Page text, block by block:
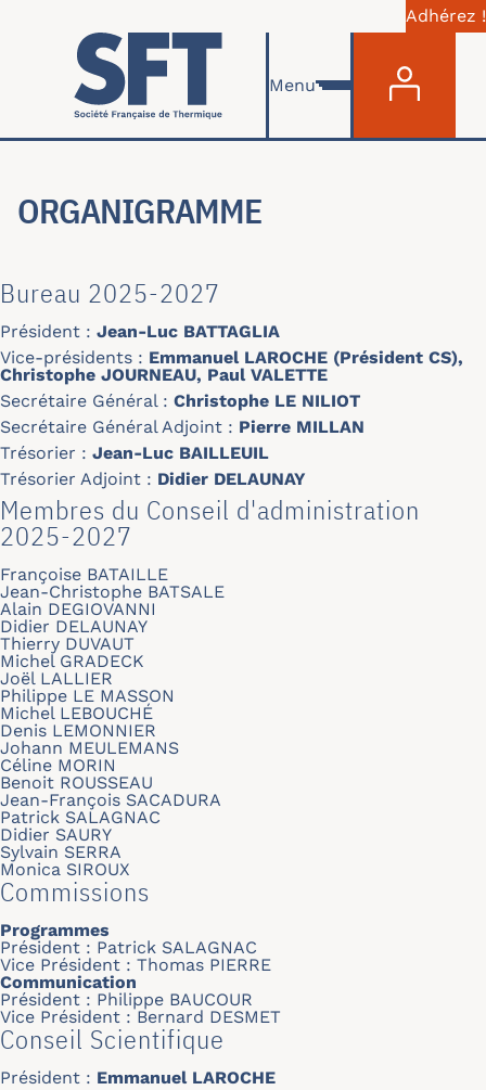
Aller au contenu principal
Adhérez !
Menu
ORGANIGRAMME
Bureau 2025-2027
Président : Jean-Luc BATTAGLIA
Vice-présidents : Emmanuel LAROCHE (Président CS),
Christophe JOURNEAU, Paul VALETTE
Secrétaire Général : Christophe LE NILIOT
Secrétaire Général Adjoint : Pierre MILLAN
Trésorier : Jean-Luc BAILLEUIL
Trésorier Adjoint : Didier DELAUNAY
Membres du Conseil d'administration
2025-2027
Françoise BATAILLE
Jean-Christophe BATSALE
Alain DEGIOVANNI
Didier DELAUNAY
Thierry DUVAUT
Michel GRADECK
Joël LALLIER
Philippe LE MASSON
Michel LEBOUCHÉ
Denis LEMONNIER
Johann MEULEMANS
Céline MORIN
Benoit ROUSSEAU
Jean-François SACADURA
Patrick SALAGNAC
Didier SAURY
Sylvain SERRA
Monica SIROUX
Commissions
Programmes
Président : Patrick SALAGNAC
Vice Président : Thomas PIERRE
Communication
Président : Philippe BAUCOUR
Vice Président : Bernard DESMET
Conseil Scientifique
Président : Emmanuel LAROCHE